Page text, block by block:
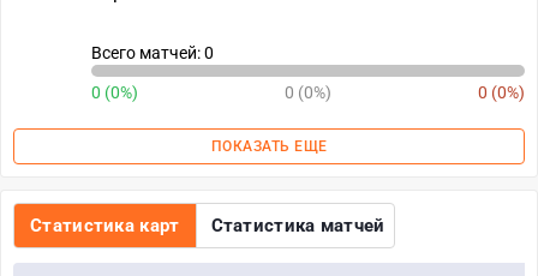
Всего матчей: 0
0 (0%) 0 (0%) 0 (0%)
ПОКАЗАТЬ ЕЩЕ
Статистика карт Статистика матчей